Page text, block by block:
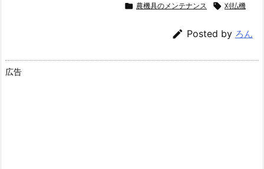
 農機具のメンテナンス  刈払機
 Posted by ろん
広告